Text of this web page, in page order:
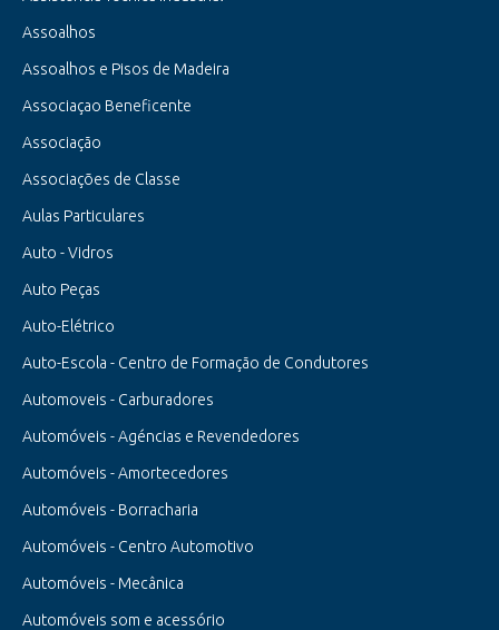
Assoalhos
Assoalhos e Pisos de Madeira
Associaçao Beneficente
Associação
Associações de Classe
Aulas Particulares
Auto - Vidros
Auto Peças
Auto-Elétrico
Auto-Escola - Centro de Formação de Condutores
Automoveis - Carburadores
Automóveis - Agéncias e Revendedores
Automóveis - Amortecedores
Automóveis - Borracharia
Automóveis - Centro Automotivo
Automóveis - Mecânica
Automóveis som e acessório